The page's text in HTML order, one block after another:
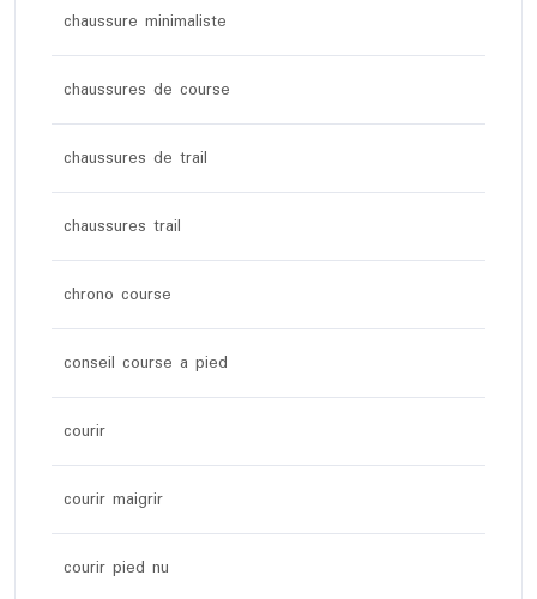
chaussure minimaliste
chaussures de course
chaussures de trail
chaussures trail
chrono course
conseil course a pied
courir
courir maigrir
courir pied nu